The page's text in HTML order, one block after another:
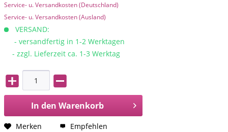
Service- u. Versandkosten (Deutschland)
Service- u. Versandkosten (Ausland)
VERSAND:
- versandfertig in 1-2 Werktagen
- zzgl. Lieferzeit ca. 1-3 Werktag
In den Warenkorb
Merken Empfehlen